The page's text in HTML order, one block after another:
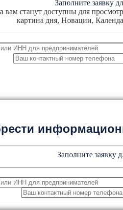
Заполните заявку
станут доступны для
картина дня, Новации,
Заполните заявку